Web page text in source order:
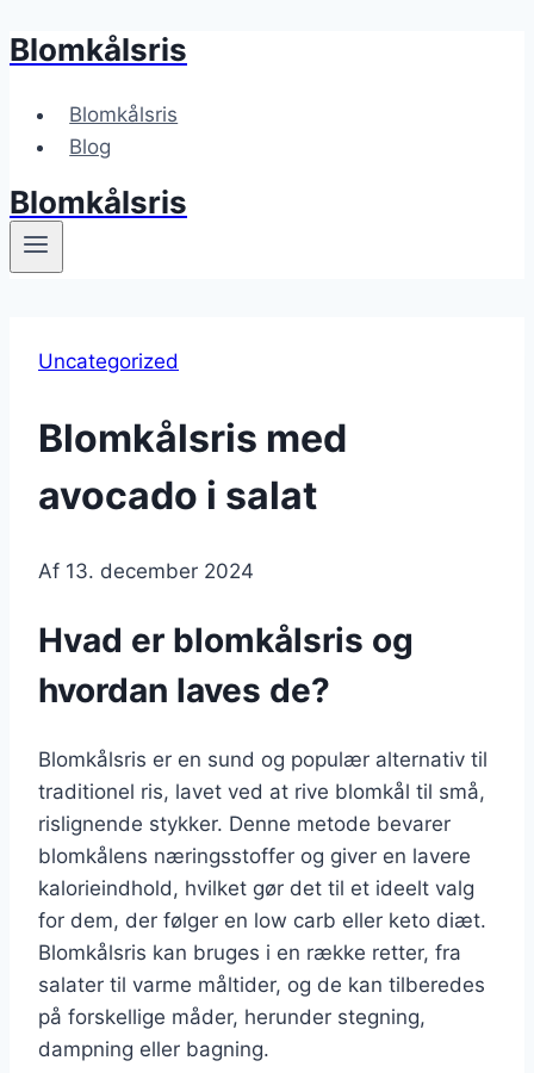
Fortsæt
indhold
Blomkålsris
Blomkålsris
Blog
Blomkålsris
Uncategorized
Blomkålsris med
avocado i salat
Af 13. december 2024
Hvad er blomkålsris og
hvordan laves de?
Blomkålsris er en sund og populær alternativ til
traditionel ris, lavet ved at rive blomkål til små,
rislignende stykker. Denne metode bevarer
blomkålens næringsstoffer og giver en lavere
kalorieindhold, hvilket gør det til et ideelt valg
for dem, der følger en low carb eller keto diæt.
Blomkålsris kan bruges i en række retter, fra
salater til varme måltider, og de kan tilberedes
på forskellige måder, herunder stegning,
dampning eller bagning.